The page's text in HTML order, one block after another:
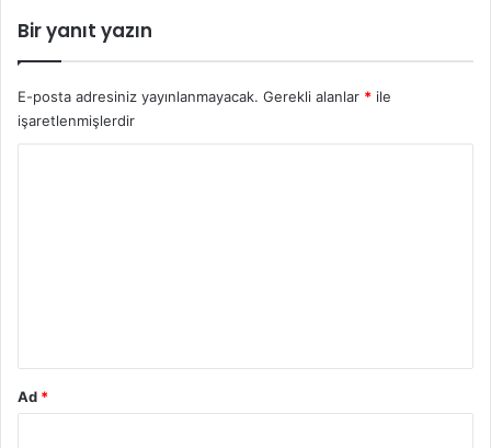
Bir yanıt yazın
E-posta adresiniz yayınlanmayacak. Gerekli alanlar * ile
işaretlenmişlerdir
Ad *